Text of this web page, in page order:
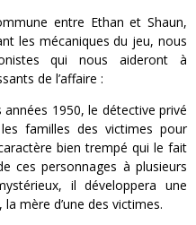
entre Ethan et Shaun,
les mécaniques du jeu, nous
qui nous aideront à
de l’affaire :
1950, le détective privé
familles des victimes pour
bien trempé qui le fait
ces personnages à plusieurs
il développera une
mère d’une des victimes.